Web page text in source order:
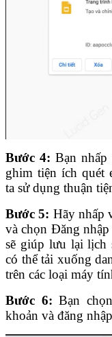
Bước 4: Bạn
ghim tiện ích quét
ta sử dụng thuận
Bước 5: Hãy nhấp
và chọn Đăng
sẽ giúp lưu lại lịch
có thể tải xuống
trên các loại máy
Bước 6: Bạn
khoản và đăng